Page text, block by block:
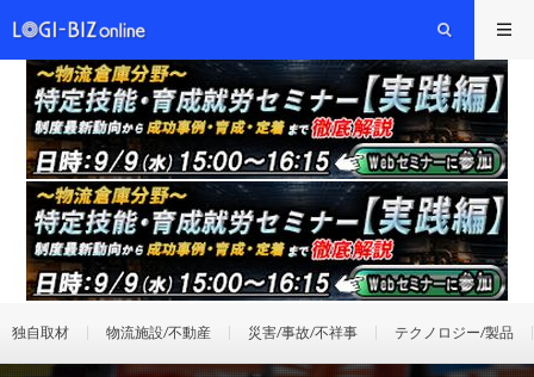
独自取材 物流施設/不動産 災害/事故/不祥事 テクノロジー/製品